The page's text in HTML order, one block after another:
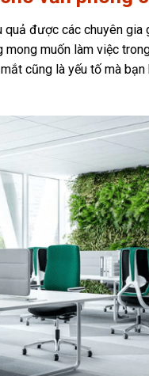
được các chuyên gia
muốn làm việc
cũng là yếu tố mà